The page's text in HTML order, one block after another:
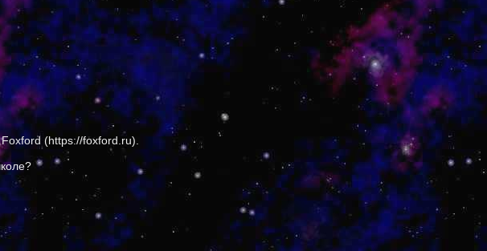
(https://foxford.ru).